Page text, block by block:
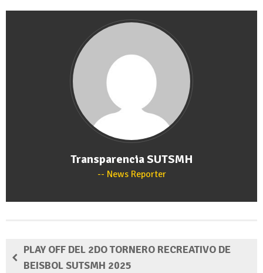
Transparencia SUTSMH
News Reporter
PLAY OFF DEL 2DO TORNERO RECREATIVO DE
BEISBOL SUTSMH 2025